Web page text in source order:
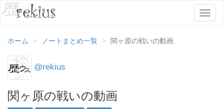
T
o
ホーム ノートまとめ一覧 関ヶ原の戦いの動画
@rekius
関ヶ原の戦いの動画